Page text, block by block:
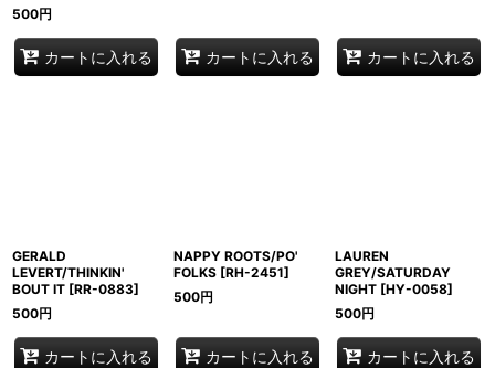
500円
カートに入れる カートに入れる カートに入れる
GERALD
LEVERT/THINKIN'
BOUT IT [RR-0883]
500円
カートに入れる
NAPPY ROOTS/PO'
FOLKS [RH-2451]
500円
カートに入れる
LAUREN
GREY/SATURDAY
NIGHT [HY-0058]
500円
カートに入れる